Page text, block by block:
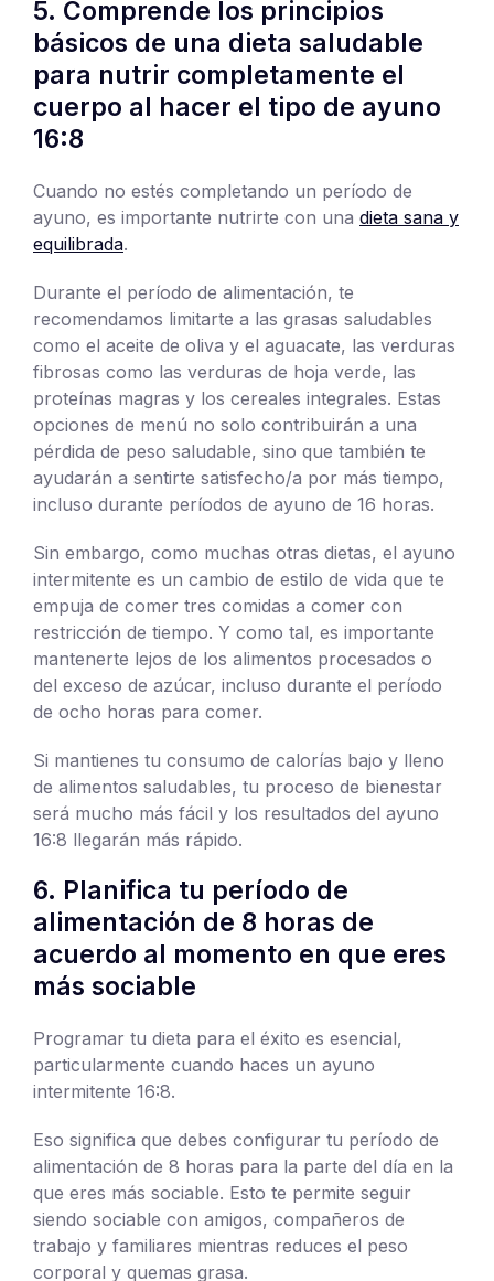
5. Comprende los principios
básicos de una dieta saludable
para nutrir completamente el
cuerpo al hacer el tipo de ayuno
16:8
Cuando no estés completando un período de
ayuno, es importante nutrirte con una dieta sana y
equilibrada.
Durante el período de alimentación, te
recomendamos limitarte a las grasas saludables
como el aceite de oliva y el aguacate, las verduras
fibrosas como las verduras de hoja verde, las
proteínas magras y los cereales integrales. Estas
opciones de menú no solo contribuirán a una
pérdida de peso saludable, sino que también te
ayudarán a sentirte satisfecho/a por más tiempo,
incluso durante períodos de ayuno de 16 horas.
Sin embargo, como muchas otras dietas, el ayuno
intermitente es un cambio de estilo de vida que te
empuja de comer tres comidas a comer con
restricción de tiempo. Y como tal, es importante
mantenerte lejos de los alimentos procesados o
del exceso de azúcar, incluso durante el período
de ocho horas para comer.
Si mantienes tu consumo de calorías bajo y lleno
de alimentos saludables, tu proceso de bienestar
será mucho más fácil y los resultados del ayuno
16:8 llegarán más rápido.
6. Planifica tu período de
alimentación de 8 horas de
acuerdo al momento en que eres
más sociable
Programar tu dieta para el éxito es esencial,
particularmente cuando haces un ayuno
intermitente 16:8.
Eso significa que debes configurar tu período de
alimentación de 8 horas para la parte del día en la
que eres más sociable. Esto te permite seguir
siendo sociable con amigos, compañeros de
trabajo y familiares mientras reduces el peso
corporal y quemas grasa.